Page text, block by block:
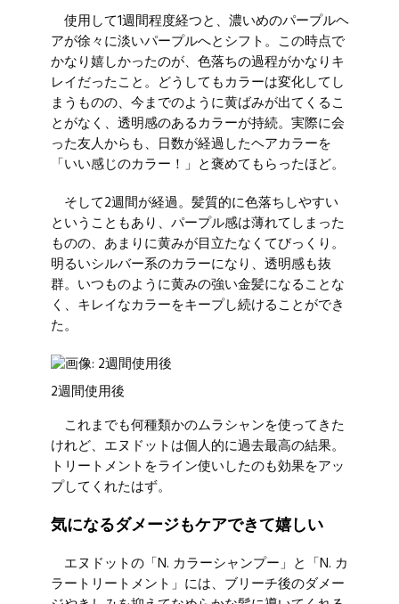
使用して1週間程度経つと、濃いめのパープルヘ
アが徐々に淡いパープルへとシフト。この時点で
かなり嬉しかったのが、色落ちの過程がかなりキ
レイだったこと。どうしてもカラーは変化してし
まうものの、今までのように黄ばみが出てくるこ
とがなく、透明感のあるカラーが持続。実際に会
った友人からも、日数が経過したヘアカラーを
「いい感じのカラー！」と褒めてもらったほど。
そして2週間が経過。髪質的に色落ちしやすい
ということもあり、パープル感は薄れてしまった
ものの、あまりに黄みが目立たなくてびっくり。
明るいシルバー系のカラーになり、透明感も抜
群。いつものように黄みの強い金髪になることな
く、キレイなカラーをキープし続けることができ
た。
2週間使用後
これまでも何種類かのムラシャンを使ってきた
けれど、エヌドットは個人的に過去最高の結果。
トリートメントをライン使いしたのも効果をアッ
プしてくれたはず。
気になるダメージもケアできて嬉しい
エヌドットの「N. カラーシャンプー」と「N. カ
ラートリートメント」には、ブリーチ後のダメー